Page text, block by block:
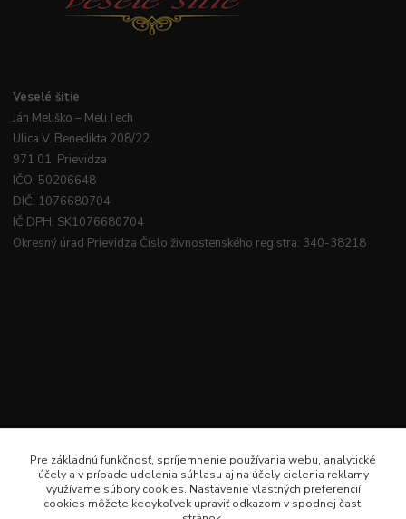
Veselé šitie
Ján Meliško – MeliTech
Ulica V. Benedikta 208/22
971 01 Prievidza
IČO: 50206648
DIČ: 1076680704
IČ DPH: SK1076680704
Okresný úrad Prievidza Číslo živnostenského registra: 340-38218
Pre základnú funkčnosť, spríjemnenie používania webu, analytické
účely a v prípade udelenia súhlasu aj na účely cielenia reklamy
využívame súbory cookies. Nastavenie vlastných preferencií
cookies môžete kedykoľvek upraviť odkazom v spodnej časti